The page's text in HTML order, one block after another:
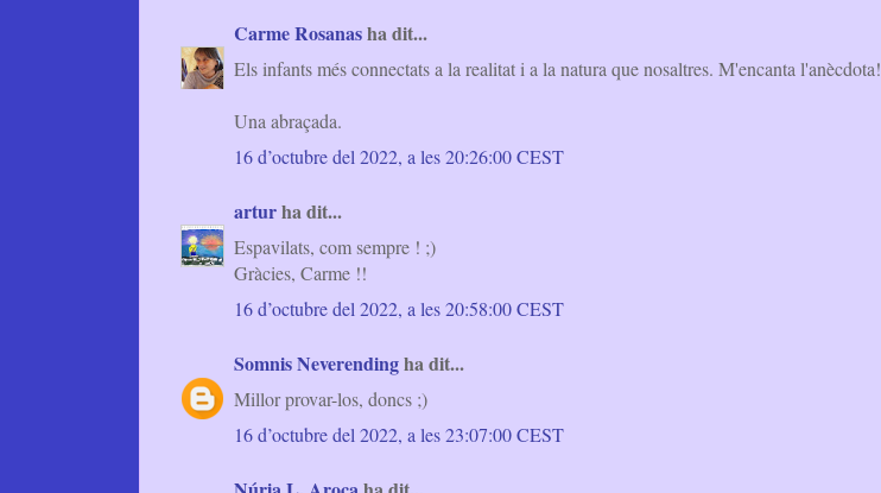
Carme Rosanasha dit...
Els infants més connectats a la realitat i a la natura que nosaltres. M'encanta l'anècdota!
Una abraçada.
16 d’octubre del 2022, a les 20:26:00 CEST
arturha dit...
Espavilats, com sempre ! ;)
Gràcies, Carme !!
16 d’octubre del 2022, a les 20:58:00 CEST
Somnis Neverendingha dit...
Millor provar-los, doncs ;)
16 d’octubre del 2022, a les 23:07:00 CEST